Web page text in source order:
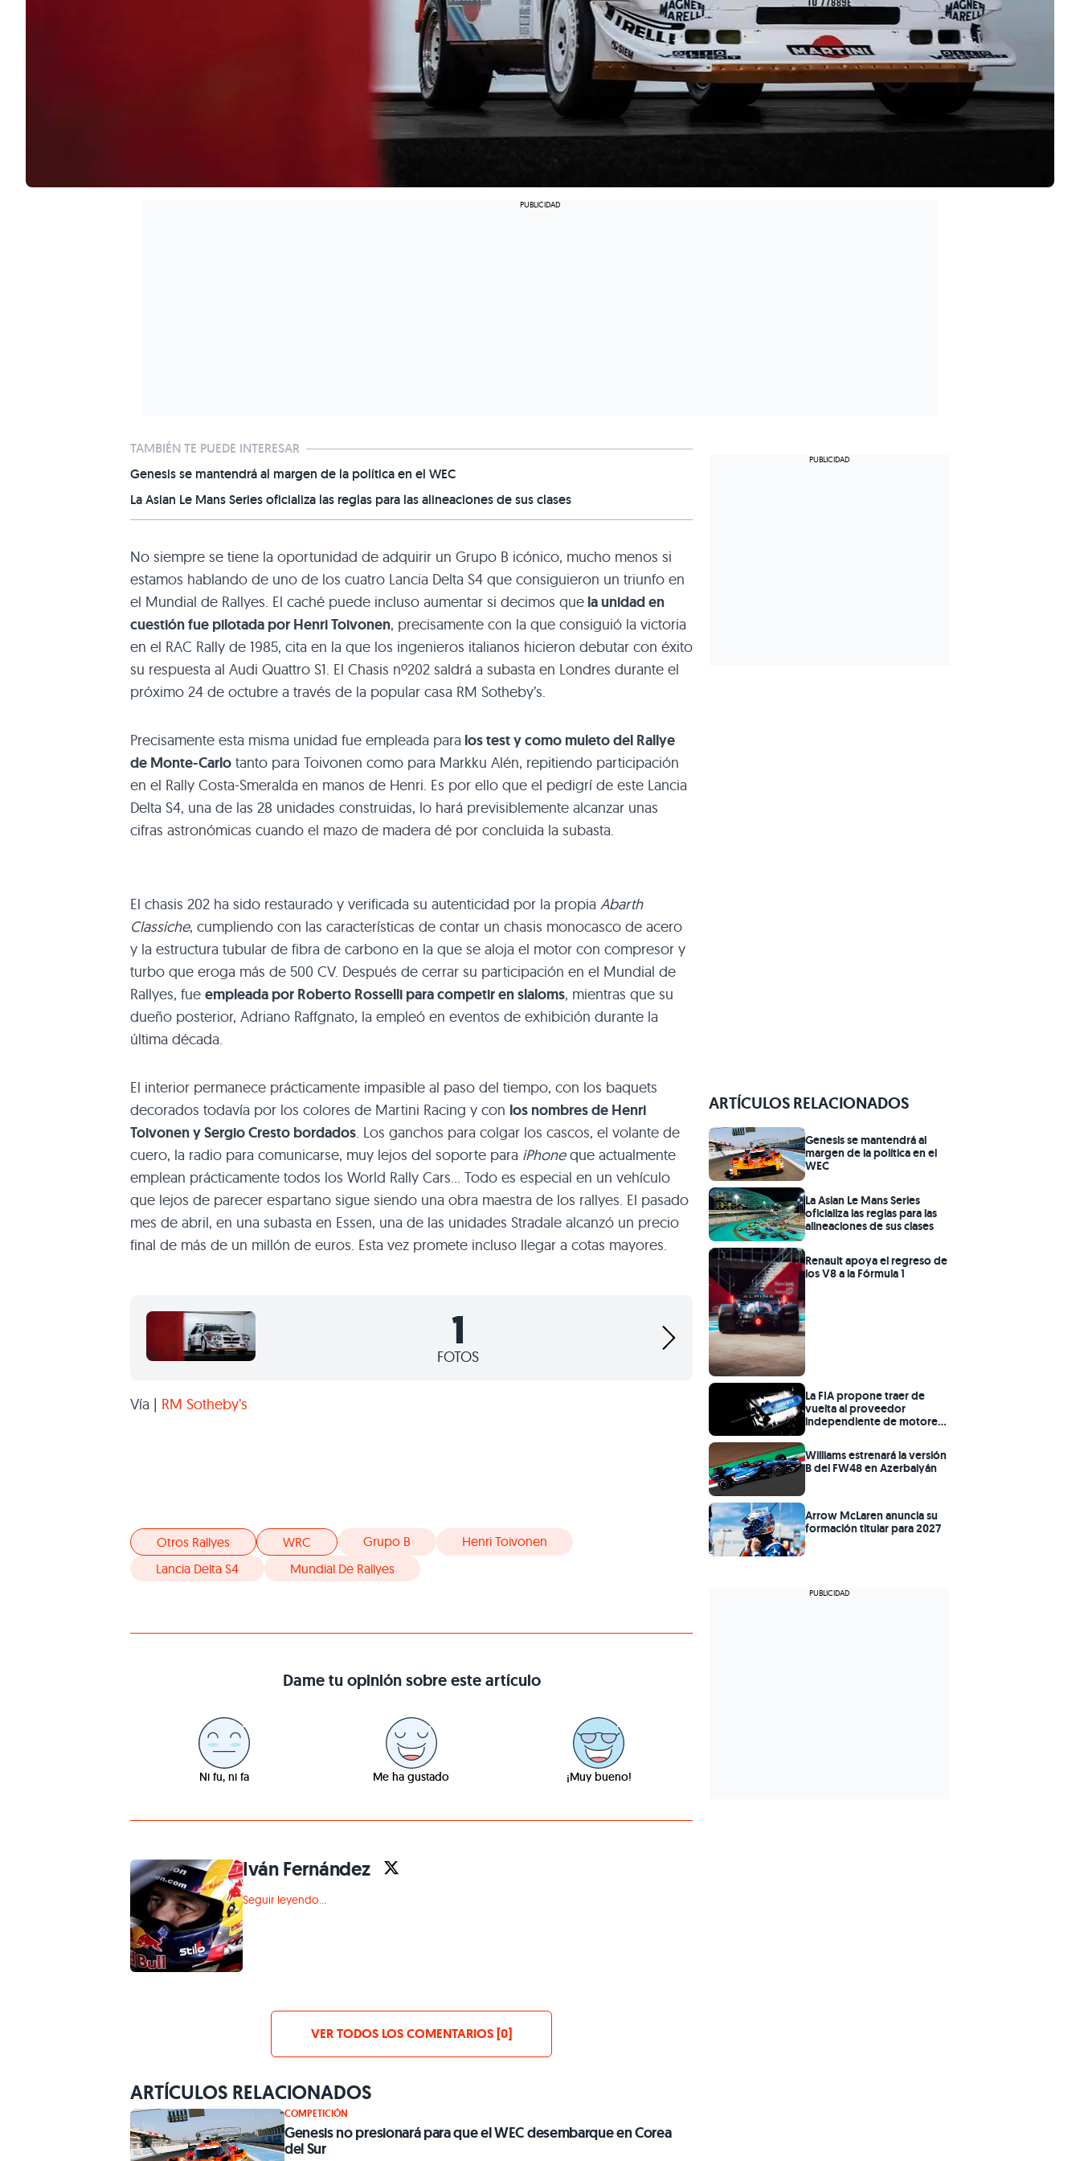
TAMBIÉN TE PUEDE INTERESAR
Genesis se mantendrá al margen de la política en el WEC
La Asian Le Mans Series oficializa las reglas para las alineaciones de sus clases
No siempre se tiene la oportunidad de adquirir un Grupo B icónico, mucho menos si
estamos hablando de uno de los cuatro Lancia Delta S4 que consiguieron un triunfo en
el Mundial de Rallyes. El caché puede incluso aumentar si decimos que la unidad en
cuestión fue pilotada por Henri Toivonen, precisamente con la que consiguió la victoria
en el RAC Rally de 1985, cita en la que los ingenieros italianos hicieron debutar con éxito
su respuesta al Audi Quattro S1. El Chasis nº202 saldrá a subasta en Londres durante el
próximo 24 de octubre a través de la popular casa RM Sotheby’s.
Precisamente esta misma unidad fue empleada para los test y como muleto del Rallye
de Monte-Carlo tanto para Toivonen como para Markku Alén, repitiendo participación
en el Rally Costa-Smeralda en manos de Henri. Es por ello que el pedigrí de este Lancia
Delta S4, una de las 28 unidades construidas, lo hará previsiblemente alcanzar unas
cifras astronómicas cuando el mazo de madera dé por concluida la subasta.
El chasis 202 ha sido restaurado y verificada su autenticidad por la propia Abarth
Classiche, cumpliendo con las características de contar un chasis monocasco de acero
y la estructura tubular de fibra de carbono en la que se aloja el motor con compresor y
turbo que eroga más de 500 CV. Después de cerrar su participación en el Mundial de
Rallyes, fue empleada por Roberto Rosselli para competir en slaloms, mientras que su
dueño posterior, Adriano Raffgnato, la empleó en eventos de exhibición durante la
última década.
El interior permanece prácticamente impasible al paso del tiempo, con los baquets
decorados todavía por los colores de Martini Racing y con los nombres de Henri
Toivonen y Sergio Cresto bordados. Los ganchos para colgar los cascos, el volante de
cuero, la radio para comunicarse, muy lejos del soporte para iPhoneque actualmente
emplean prácticamente todos los World Rally Cars… Todo es especial en un vehículo
que lejos de parecer espartano sigue siendo una obra maestra de los rallyes. El pasado
mes de abril, en una subasta en Essen, una de las unidades Stradale alcanzó un precio
final de más de un millón de euros. Esta vez promete incluso llegar a cotas mayores.
1
FOTOS
Vía | RM Sotheby’s
Otros Rallyes WRC Grupo B
Henri Toivonen
Lancia Delta S4
Mundial De Rallyes
Dame tu opinión sobre este artículo
Ni fu, ni fa Me ha gustado ¡Muy bueno!
Iván Fernández
Seguir leyendo...
VER TODOS LOS COMENTARIOS [0]
ARTÍCULOS RELACIONADOS
COMPETICIÓN
Genesis no presionará para que el WEC desembarque en Corea
del Sur
ARTÍCULOS RELACIONADOS
Genesis se mantendrá al
margen de la política en el
WEC
La Asian Le Mans Series
oficializa las reglas para las
alineaciones de sus clases
Renault apoya el regreso de
los V8 a la Fórmula 1
La FIA propone traer de
vuelta al proveedor
independiente de motores
Williams estrenará la versión
B del FW48 en Azerbaiyán
Arrow McLaren anuncia su
formación titular para 2027